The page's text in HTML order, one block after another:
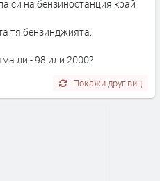
си на бензиностанция край
тя бензинджията.
ли - 98 или 2000?
Покажи друг виц